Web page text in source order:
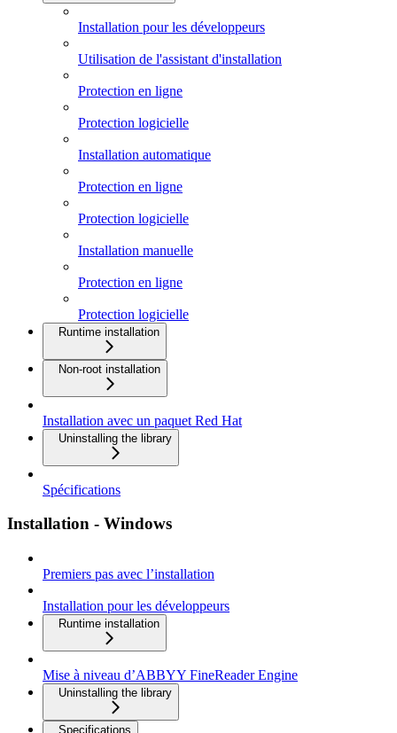
Installation pour les développeurs
Utilisation de l'assistant d'installation
Protection en ligne
Protection logicielle
Installation automatique
Protection en ligne
Protection logicielle
Installation manuelle
Protection en ligne
Protection logicielle
Runtime installation
Non-root installation
Installation avec un paquet Red Hat
Uninstalling the library
Spécifications
Installation - Windows
Premiers pas avec l’installation
Installation pour les développeurs
Runtime installation
Mise à niveau d’ABBYY FineReader Engine
Uninstalling the library
Specifications